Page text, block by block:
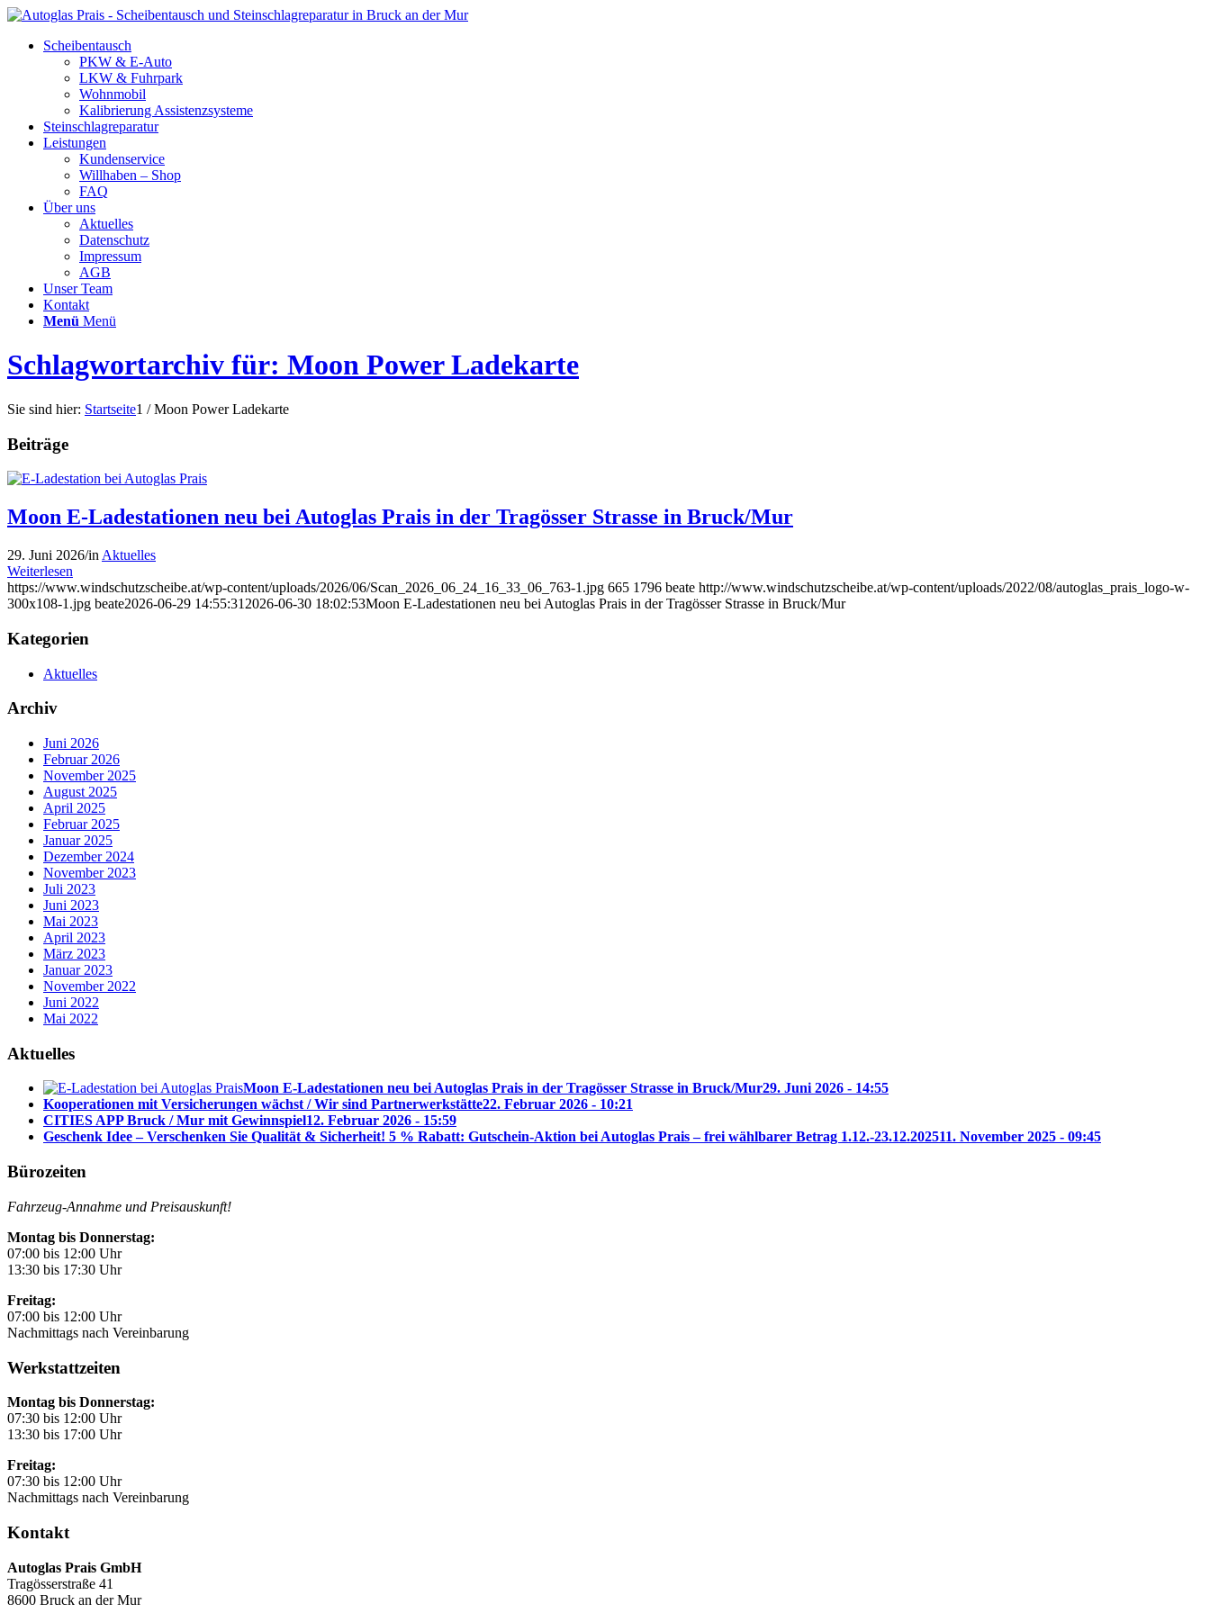
Scheibentausch
PKW & E-Auto
LKW & Fuhrpark
Wohnmobil
Kalibrierung Assistenzsysteme
Steinschlagreparatur
Leistungen
Kundenservice
Willhaben – Shop
FAQ
Über uns
Aktuelles
Datenschutz
Impressum
AGB
Unser Team
Kontakt
Menü Menü
Schlagwortarchiv für: Moon Power Ladekarte
Sie sind hier: Startseite1 / Moon Power Ladekarte
Beiträge
Moon E-Ladestationen neu bei Autoglas Prais in der Tragösser Strasse in Bruck/Mur
29. Juni 2026/in Aktuelles
Weiterlesen
https://www.windschutzscheibe.at/wp-content/uploads/2026/06/Scan_2026_06_24_16_33_06_763-1.jpg 665 1796 beate http://www.windschutzscheibe.at/wp-content/uploads/2022/08/autoglas_prais_logo-w-
300x108-1.jpg beate2026-06-29 14:55:31 2026-06-30 18:02:53Moon E-Ladestationen neu bei Autoglas Prais in der Tragösser Strasse in Bruck/Mur
Kategorien
Aktuelles
Archiv
Juni 2026
Februar 2026
November 2025
August 2025
April 2025
Februar 2025
Januar 2025
Dezember 2024
November 2023
Juli 2023
Juni 2023
Mai 2023
April 2023
März 2023
Januar 2023
November 2022
Juni 2022
Mai 2022
Aktuelles
Moon E-Ladestationen neu bei Autoglas Prais in der Tragösser Strasse in Bruck/Mur29. Juni 2026 - 14:55
Kooperationen mit Versicherungen wächst / Wir sind Partnerwerkstätte22. Februar 2026 - 10:21
CITIES APP Bruck / Mur mit Gewinnspiel12. Februar 2026 - 15:59
Geschenk Idee – Verschenken Sie Qualität & Sicherheit! 5 % Rabatt: Gutschein-Aktion bei Autoglas Prais – frei wählbarer Betrag 1.12.-23.12.202511. November 2025 - 09:45
Bürozeiten
Fahrzeug-Annahme und Preisauskunft!
Montag bis Donnerstag:
07:00 bis 12:00 Uhr
13:30 bis 17:30 Uhr
Freitag:
07:00 bis 12:00 Uhr
Nachmittags nach Vereinbarung
Werkstattzeiten
Montag bis Donnerstag:
07:30 bis 12:00 Uhr
13:30 bis 17:00 Uhr
Freitag:
07:30 bis 12:00 Uhr
Nachmittags nach Vereinbarung
Kontakt
Autoglas Prais GmbH
Tragösserstraße 41
8600 Bruck an der Mur